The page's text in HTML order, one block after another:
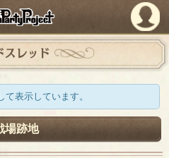
PandoraPartyProject
スレッド
表示しています。
場跡地